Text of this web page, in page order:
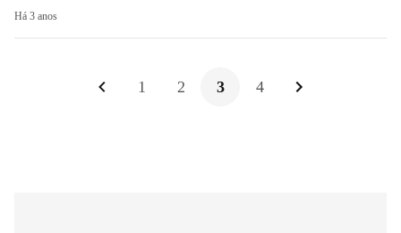
Há 3 anos
1 2 3 4